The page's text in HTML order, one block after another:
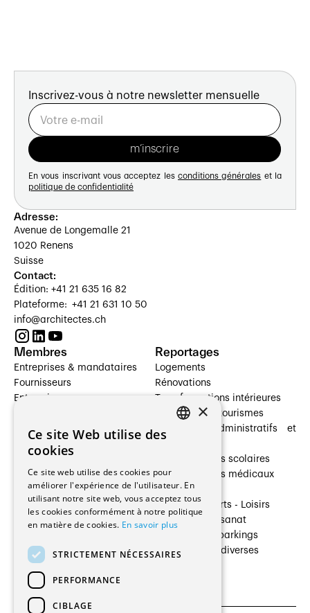
Inscrivez-vous à notre newsletter mensuelle
En vous inscrivant vous acceptez les conditions générales et la
politique de confidentialité
Adresse:
Avenue de Longemalle 21
1020 Renens
Suisse
Contact:
Édition: +41 21 635 16 82
Plateforme: +41 21 631 10 50
info@architectes.ch
Membres
Entreprises & mandataires
Fournisseurs
Entreprises
Architectes paysagistes
Architectes d'intérieur
Entreprises générales
Ingénieurs et mandataires
Fabricants / Fournisseurs
Régies immobilières
Gestion PPE
Reportages
Logements
Rénovations
Transformations intérieures
Hôtelleries et tourismes
Bâtiments administratifs et
Établissements scolaires
Établissements médicaux
Villas
Cultures - Sports - Loisirs
Industrie - Artisanat
Transports et parkings
Constructions diverses
×
Ce site Web utilise des
cookies
Ce site web utilise des cookies pour
améliorer l'expérience de l'utilisateur. En
utilisant notre site web, vous acceptez tous
les cookies conformément à notre politique
en matière de cookies. En savoir plus
STRICTEMENT NÉCESSAIRES
PERFORMANCE
CIBLAGE